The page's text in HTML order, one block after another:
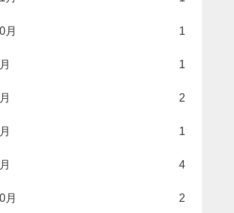
月 1
1
2
1
4
月 2